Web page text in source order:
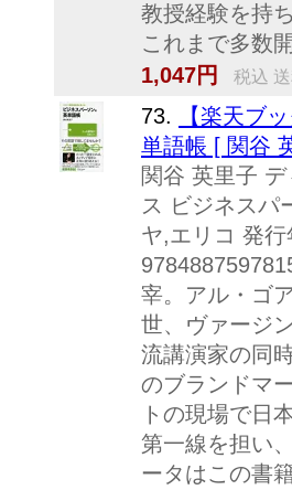
教授経験を持
これまで多数
1,047円
税込
73.
【楽天ブ
単語帳 [ 関谷
関谷 英里子
ス ビジネスパ
ヤ,エリコ 発
宰。アル・ゴ
世、ヴァージ
流講演家の同
のブランドマ
トの現場で日
第一線を担い
ータはこの書